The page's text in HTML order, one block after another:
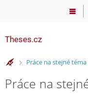
Theses.cz
>Práce na stejné téma
Práce na